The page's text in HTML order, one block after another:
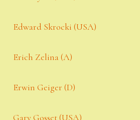
Edward Skrocki (USA)
Erich Zelina (A)
Erwin Geiger (D)
Gary Gosset (USA)